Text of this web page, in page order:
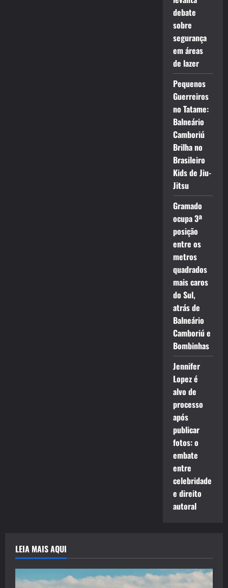
debate
sobre
segurança
em áreas
de lazer
Pequenos
Guerreiros
no Tatame:
Balneário
Camboriú
Brilha no
Brasileiro
Kids de Jiu-
Jitsu
Gramado
ocupa 3ª
posição
entre os
metros
quadrados
mais caros
do Sul,
atrás de
Balneário
Camboriú e
Bombinhas
Jennifer
Lopez é
alvo de
processo
após
publicar
fotos: o
embate
entre
celebridade
e direito
autoral
LEIA MAIS AQUI